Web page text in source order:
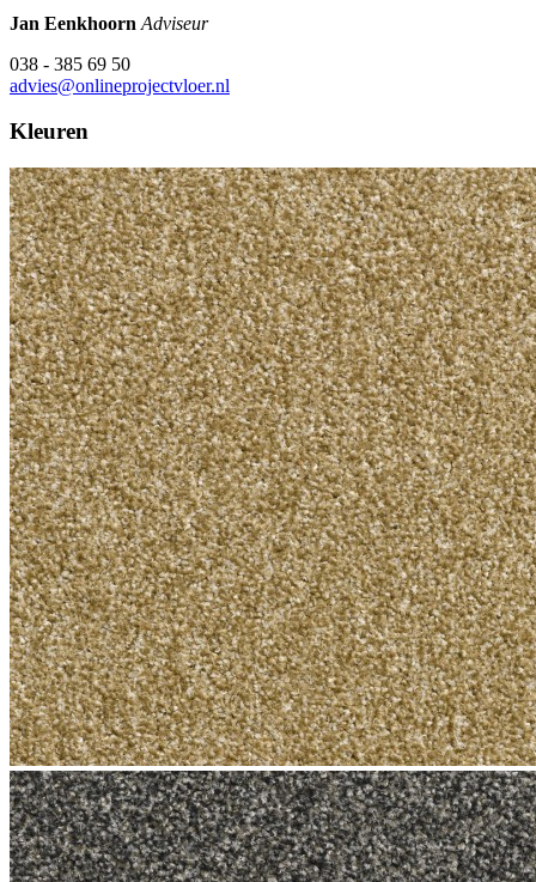
Jan Eenkhoorn Adviseur
038 - 385 69 50
advies@onlineprojectvloer.nl
Kleuren